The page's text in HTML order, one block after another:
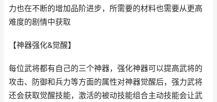
力也在不断的增加品阶进步，所需要的材料也需要从更高
难度的剧情中获取
【神器强化&觉醒】
每位武将都有自己的三个神器，强化神器可以提高武将的
攻击、防御和兵力等方面的属性对神器觉醒后，强力武将
还会获取觉醒技能，激活的被动技能组合主动技能会让武